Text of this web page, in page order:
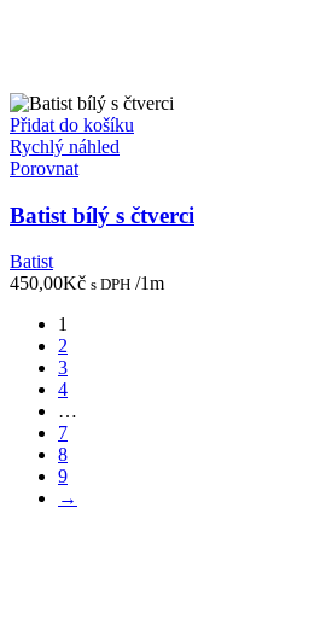
Přidat do košíku
Rychlý náhled
Porovnat
Batist bílý s čtverci
Batist
450,00Kč s DPH /1m
1
2
3
4
…
7
8
9
→